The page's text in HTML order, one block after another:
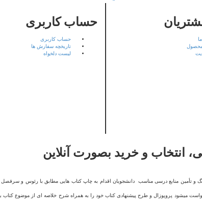
محصول
حساب کاربری
حساب کاربری
تاریخچه سفارش ها
لیست دلخواه
انتخاب و خرید بصورت آنلاین
و تأمین منابع درسی مناسب دانشجویان اقدام به چاپ کتاب هایی مطابق با رئوس و
میشود پروپوزال و طرح پیشنهادی کتاب خود را به همراه شرح خلاصه ای از موضوع